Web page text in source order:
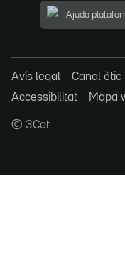
Ajuda
Avís legal Canal ètic
Accessibilitat
Mapa
© 3Cat